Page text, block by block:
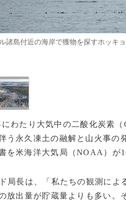
諸島付近の海岸で獲物を探すホッキ
にわたり大気中の二酸化炭素
う永久凍土の融解と山火事の
を米海洋大気局（NOAA）が
局長は、「私たちの観測によ
放出量が貯蔵量よりも多い。